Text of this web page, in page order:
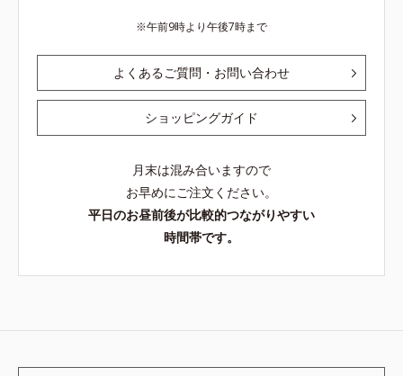
午前9時より午後7時まで
よくあるご質問・お問い合わせ
ショッピングガイド
月末は混み合いますので
お早めにご注文ください。
平日のお昼前後が比較的つながりやすい
時間帯です。